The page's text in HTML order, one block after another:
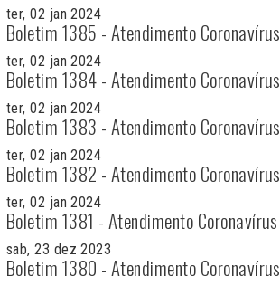
ter, 02 jan 2024
Boletim 1385 - Atendimento Coronavírus
ter, 02 jan 2024
Boletim 1384 - Atendimento Coronavírus
ter, 02 jan 2024
Boletim 1383 - Atendimento Coronavírus
ter, 02 jan 2024
Boletim 1382 - Atendimento Coronavírus
ter, 02 jan 2024
Boletim 1381 - Atendimento Coronavírus
sab, 23 dez 2023
Boletim 1380 - Atendimento Coronavírus